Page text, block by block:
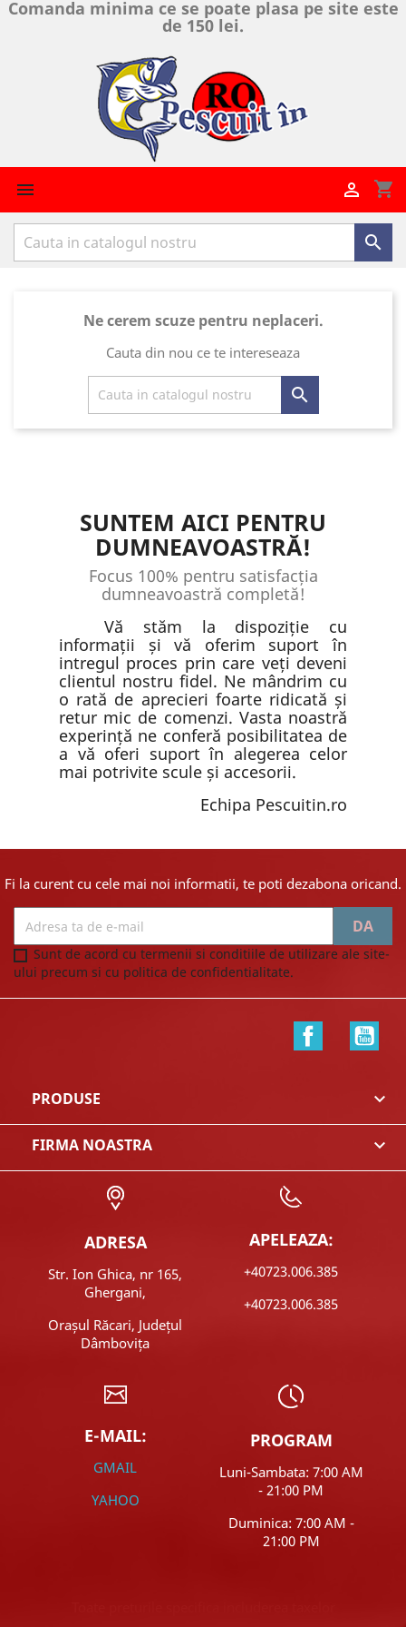
Comanda minima ce se poate plasa pe site este
de 150 lei.
 shopping_cart


Ne cerem scuze pentru neplaceri.
Cauta din nou ce te intereseaza

SUNTEM AICI PENTRU
DUMNEAVOASTRĂ!
Focus 100% pentru satisfacția
dumneavoastră completă!
Vă stăm la dispoziție cu
informații și vă oferim suport în
intregul proces prin care veți deveni
clientul nostru fidel. Ne mândrim cu
o rată de aprecieri foarte ridicată și
retur mic de comenzi. Vasta noastră
experință ne conferă posibilitatea de
a vă oferi suport în alegerea celor
mai potrivite scule și accesorii.
Echipa Pescuitin.ro
Fi la curent cu cele mai noi informatii, te poti dezabona oricand.
Sunt de acord cu termenii si conditiile de utilizare ale site-
ului precum si cu politica de confidentialitate.
Facebook
PRODUSE 
FIRMA NOASTRA 
ADRESA
Str. Ion Ghica, nr 165,
Ghergani,
Orașul Răcari, Județul
Dâmbovița
APELEAZA:
+40723.006.385
+40723.006.385
E-MAIL:
GMAIL
YAHOO
PROGRAM
Luni-Sambata: 7:00 AM
- 21:00 PM
Duminica: 7:00 AM -
21:00 PM